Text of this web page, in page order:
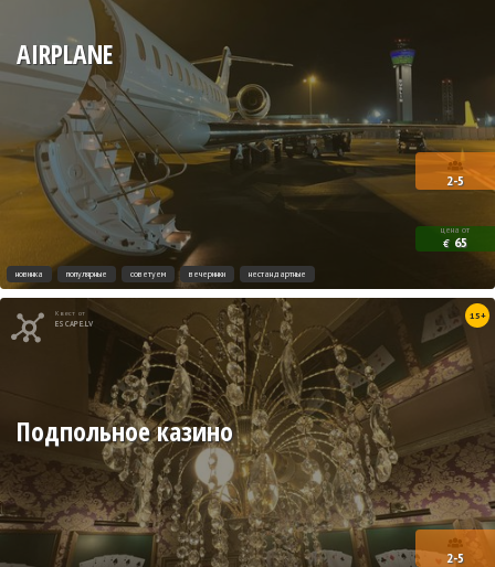
2-5
цена от
€ 65
AIRPLANE
новинка популярные советуем вечеринки нестандартные
Квест от
ESCAPE.LV
15+
2-5
Подпольное казино